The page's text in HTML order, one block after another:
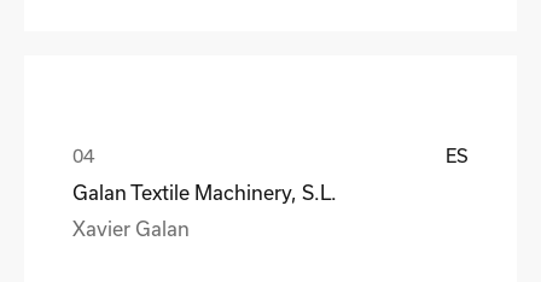
ES
Galan Textile Machinery, S.L.
Xavier Galan